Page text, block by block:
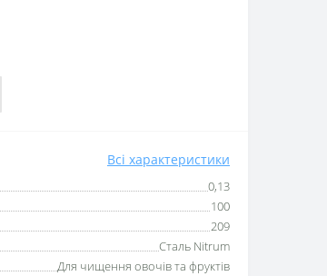
Всі характеристики
0,13
100
209
Сталь Nitrum
Для чищення овочів та фруктів